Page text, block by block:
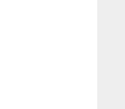
crée la turbulence. Les pierres